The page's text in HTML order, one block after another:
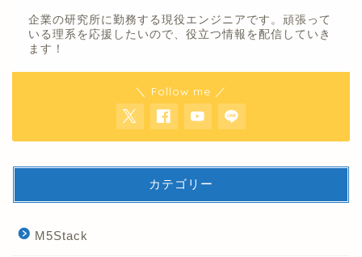
企業の研究所に勤務する現役エンジニアです。頑張って
いる理系を応援したいので、役立つ情報を配信していき
ます！
＼ Follow me ／
カテゴリー
M5Stack